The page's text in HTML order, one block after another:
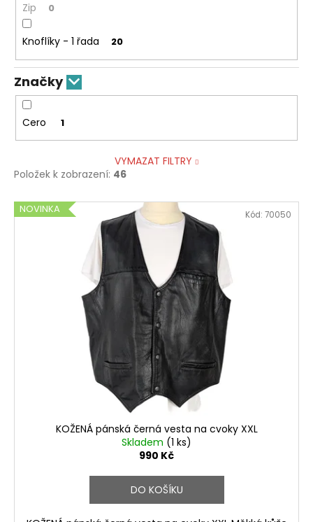
Zip 0
Knoflíky - 1 řada 20
Značky
Cero 1
VYMAZAT FILTRY
Položek k zobrazení: 46
V
NOVINKA
KOŽENÁ pánská černá vesta na cvoky XXL
Skladem (1 ks)
990 Kč
DO KOŠÍKU
Kód: 70050